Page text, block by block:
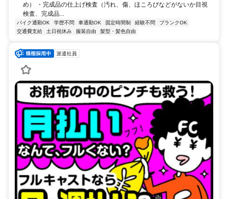
め） ・完成品の仕上げ検査（汚れ、傷、ほころびなどがないか目視
検査、完成品...
バイク通勤OK 学歴不問 車通勤OK 固定時間制 経験不問
ブランクOK
交通費支給
土日祝休み 服装自由 髪型・髪色自由
派遣社員